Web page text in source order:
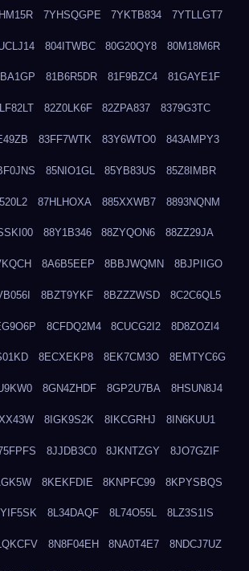
7YHSQGPE 7YKTB834 7YTLLGT7
804ITWBC 80G20QY8 80M18M6R
81B6R5DR 81F9BZC4 81GAYE1F
82Z0LK6F 82ZPA837 8379G3TC
83FF7WTK 83Y6WTO0 843AMPY3
85NIO1GL 85YB83US 85Z8IMBR
87HLHOXA 885XXWB7 8893NQNM
88Y1B346 88ZYQON6 88ZZ29JA
8A6B5EEP 8BBJWQMN 8BJPIIGO
8BZT9YKF 8BZZZWSD 8C2C6QL5
8CFDQ2M4 8CUCG2I2 8D8ZOZI4
8ECXEKP8 8EK7CM3O 8EMTYC6G
8GN4ZHDF 8GP2U7BA 8HSUN8J4
8IGK9S2K 8IKCGRHJ 8IN6KUU1
8JJDB3C0 8JKNTZGY 8JO7GZIF
8KEKFDIE 8KNPFC99 8KPYSBQS
8L34DAQF 8L74O55L 8LZ3S1IS
8N8F04EH 8NA0T4E7 8NDCJ7UZ